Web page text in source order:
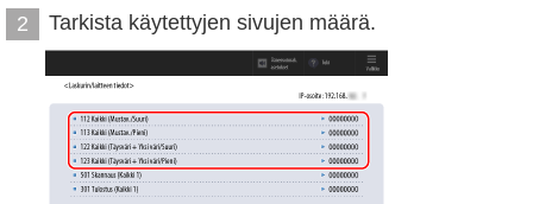
2 Tarkista käytettyjen sivujen määrä.